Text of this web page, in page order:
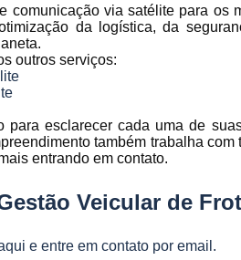
Sistema de
rastreamentos
Sistemas para
frota
Sistemas
Telemetria
veiculares
comunicação via satélite para os
da logística, da
outros serviços:
esclarecer cada uma de
também trabalha
entrando em contato.
Veicular de
e entre em contato por email.